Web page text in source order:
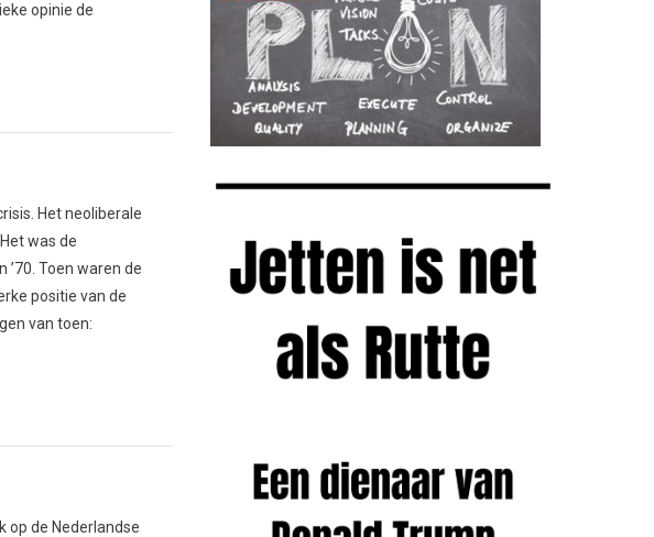
opinie de
Het neoliberale
was de
’70. Toen waren de
positie van de
van toen:
op de Nederlandse